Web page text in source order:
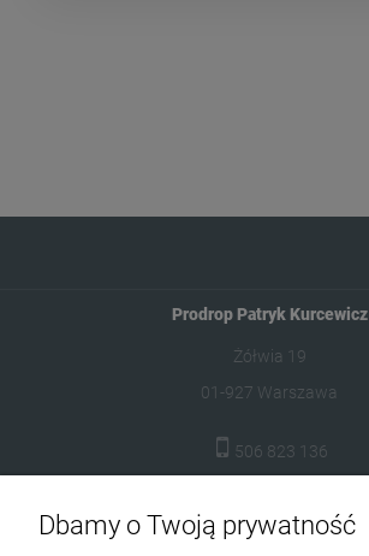
Prodrop Patryk Kurcewicz
Żółwia 19
01-927 Warszawa
506 823 136
Dbamy o Twoją prywatność